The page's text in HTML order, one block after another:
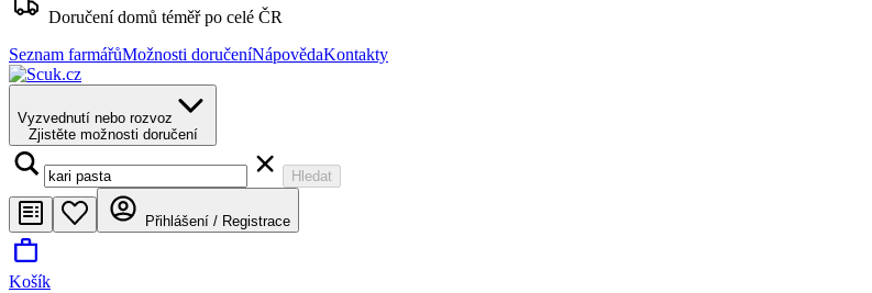
Doručení domů téměř po celé ČR
Seznam farmářůMožnosti doručeníNápovědaKontakty
Vyzvednutí nebo rozvoz
Zjistěte možnosti doručení
Hledat
Přihlášení / Registrace
Košík